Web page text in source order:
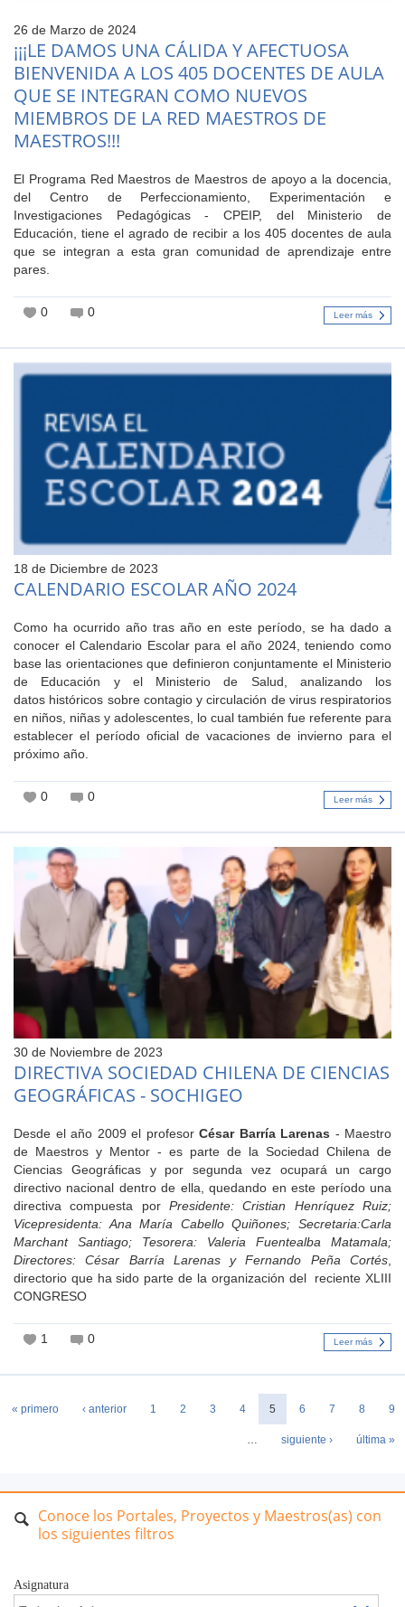
26 de Marzo de 2024
¡¡¡LE DAMOS UNA CÁLIDA Y AFECTUOSA
BIENVENIDA A LOS 405 DOCENTES DE AULA
QUE SE INTEGRAN COMO NUEVOS
MIEMBROS DE LA RED MAESTROS DE
MAESTROS!!!
El Programa Red Maestros de Maestros de apoyo a la docencia,
del Centro de Perfeccionamiento, Experimentación e
Investigaciones Pedagógicas - CPEIP, del Ministerio de
Educación, tiene el agrado de recibir a los 405 docentes de aula
que se integran a esta gran comunidad de aprendizaje entre
pares.
0 0 Leer más
18 de Diciembre de 2023
CALENDARIO ESCOLAR AÑO 2024
Como ha ocurrido año tras año en este período, se ha dado a
conocer el Calendario Escolar para el año 2024, teniendo como
base las orientaciones que definieron conjuntamente el Ministerio
de Educación y el Ministerio de Salud, analizando los
datos históricos sobre contagio y circulación de virus respiratorios
en niños, niñas y adolescentes, lo cual también fue referente para
establecer el período oficial de vacaciones de invierno para el
próximo año.
0 0 Leer más
30 de Noviembre de 2023
DIRECTIVA SOCIEDAD CHILENA DE CIENCIAS
GEOGRÁFICAS - SOCHIGEO
Desde el año 2009 el profesor César Barría Larenas - Maestro
de Maestros y Mentor - es parte de la Sociedad Chilena de
Ciencias Geográficas y por segunda vez ocupará un cargo
directivo nacional dentro de ella, quedando en este período una
directiva compuesta por Presidente: Cristian Henríquez Ruiz;
Vicepresidenta: Ana María Cabello Quiñones; Secretaria:Carla
Marchant Santiago; Tesorera: Valeria Fuentealba Matamala;
Directores: César Barría Larenas y Fernando Peña Cortés,
directorio que ha sido parte de la organización del reciente XLIII
CONGRESO
1 0 Leer más
« primero ‹ anterior 1 2 3 4 5 6 7 8 9
… siguiente › última »
Conoce los Portales, Proyectos y Maestros(as) con
los siguientes filtros
Asignatura